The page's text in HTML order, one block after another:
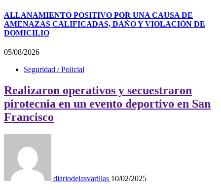
ALLANAMIENTO POSITIVO POR UNA CAUSA DE
AMENAZAS CALIFICADAS, DAÑO Y VIOLACIÓN DE
DOMICILIO
05/08/2026
Seguridad / Policial
Realizaron operativos y secuestraron
pirotecnia en un evento deportivo en San
Francisco
diariodelasvarillas 10/02/2025